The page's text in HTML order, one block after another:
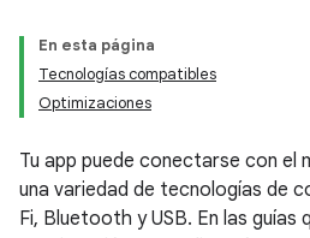
En esta página
Tecnologías compatibles
Optimizaciones
Tu app puede conectarse con el
una variedad de tecnologías de
Fi, Bluetooth y USB. En las guías